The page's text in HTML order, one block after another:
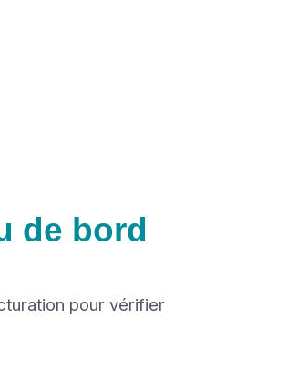
de bord
pour vérifier